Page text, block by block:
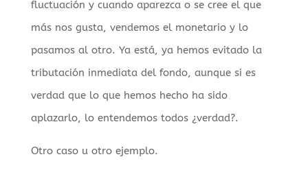
fluctuación y cuando aparezca o se cree el que
más nos gusta, vendemos el monetario y lo
pasamos al otro. Ya está, ya hemos evitado la
tributación inmediata del fondo, aunque si es
verdad que lo que hemos hecho ha sido
aplazarlo, lo entendemos todos ¿verdad?.
Otro caso u otro ejemplo.